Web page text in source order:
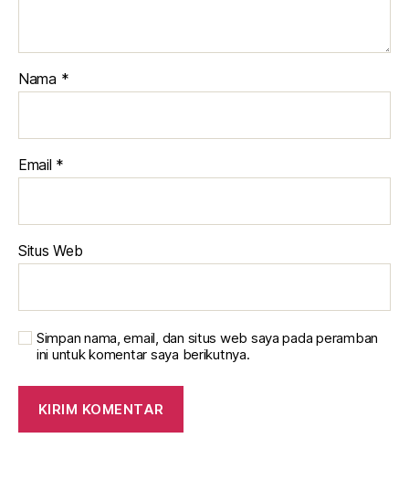
Nama *
Email *
Situs Web
Simpan nama, email, dan situs web saya pada peramban
ini untuk komentar saya berikutnya.